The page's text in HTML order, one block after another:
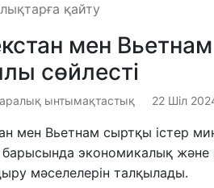
Өзбекстанда қанша егіз сәби
қайту
мен
сөйлесті
ынтымақтастық 22 Шіл
мен Вьетнам сыртқы істер
барысында экономикалық
мәселелерін талқылады.